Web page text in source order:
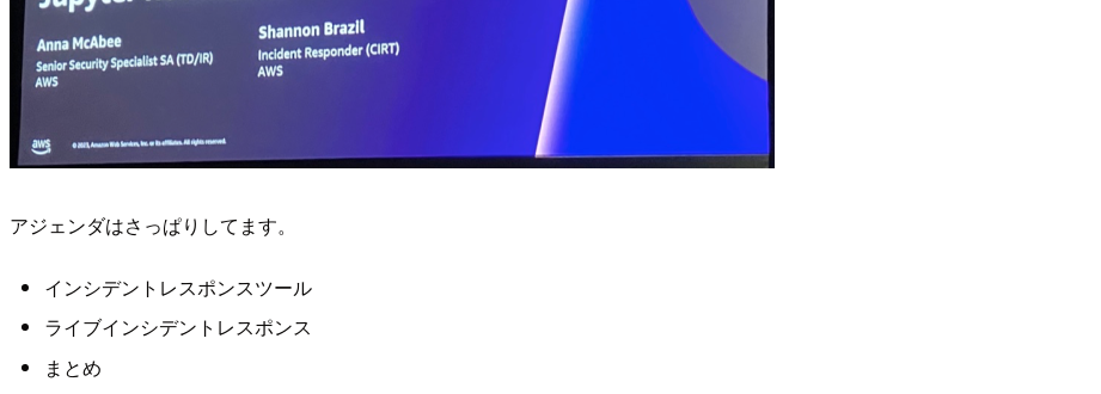
アジェンダはさっぱりしてます。
インシデントレスポンスツール
ライブインシデントレスポンス
まとめ